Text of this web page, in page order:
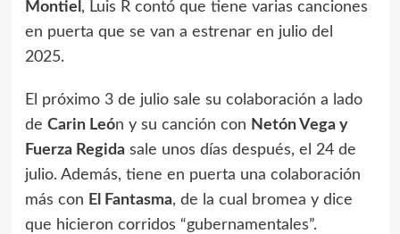
Montiel , Luis R contó que tiene varias canciones
en puerta que se van a estrenar en julio del
2025.
El próximo 3 de julio sale su colaboración a lado
de Carin León y su canción con Netón Vega y
Fuerza Regidasale unos días después, el 24 de
julio. Además, tiene en puerta una colaboración
más con El Fantasma, de la cual bromea y dice
que hicieron corridos “gubernamentales”.